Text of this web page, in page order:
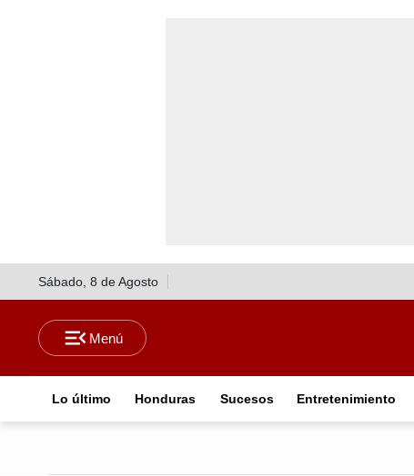
Sábado, 8 de Agosto
Lo último Honduras Sucesos Entretenimiento